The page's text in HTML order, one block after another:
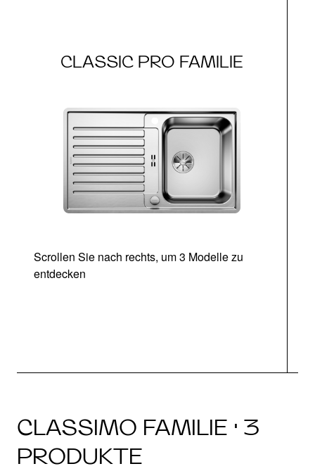
CLASSIC PRO FAMILIE
Scrollen Sie nach rechts, um 3 Modelle zu
entdecken
CLASSIMO FAMILIE · 3
PRODUKTE